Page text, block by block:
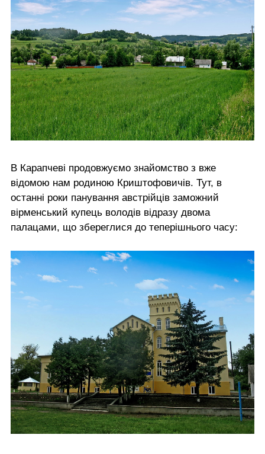
В Карапчеві продовжуємо знайомство з вже
відомою нам родиною Криштофовичів. Тут, в
останні роки панування австрійців заможний
вірменський купець володів відразу двома
палацами, що збереглися до теперішнього часу: